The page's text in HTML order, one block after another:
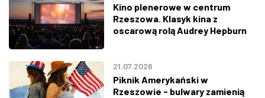
Kino plenerowe w centrum
Rzeszowa. Klasyk kina z
oscarową rolą Audrey Hepburn
21.07.2026
Piknik Amerykański w
Rzeszowie - bulwary zamienią